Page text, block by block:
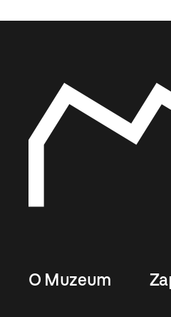
O Muzeum